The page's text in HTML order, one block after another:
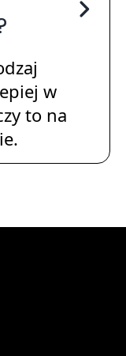
w
to na